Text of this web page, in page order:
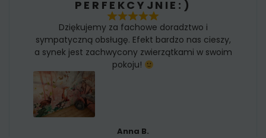
PERFEKCYJNIE:)
Dziękujemy za fachowe doradztwo i
sympatyczną obsługę. Efekt bardzo nas cieszy,
a synek jest zachwycony zwierzątkami w swoim
pokoju!
Anna B.